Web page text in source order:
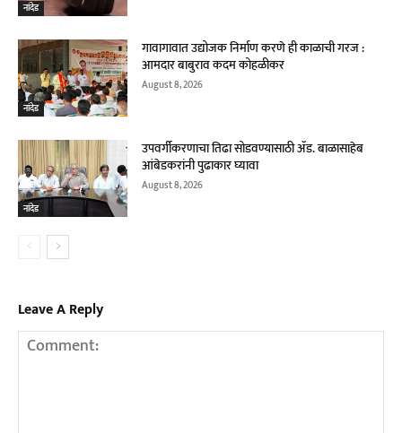
नांदेड
नांदेड
गावागावात उद्योजक निर्माण करणे ही काळाची गरज :
आमदार बाबुराव कदम कोहळीकर
August 8, 2026
नांदेड
उपवर्गीकरणाचा तिढा सोडवण्यासाठी ॲड. बाळासाहेब
आंबेडकरांनी पुढाकार घ्यावा
August 8, 2026
Leave A Reply